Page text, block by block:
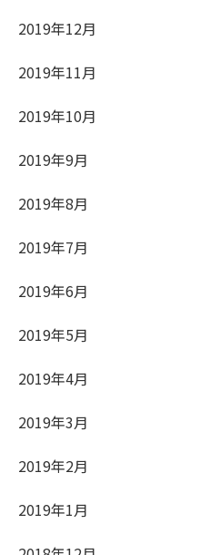
2019年12月
2019年11月
2019年10月
2019年9月
2019年8月
2019年7月
2019年6月
2019年5月
2019年4月
2019年3月
2019年2月
2019年1月